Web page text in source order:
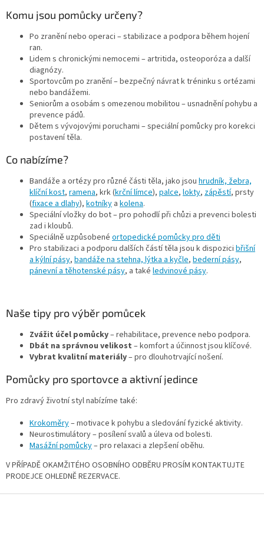
Komu jsou pomůcky určeny?
Po zranění nebo operaci – stabilizace a podpora během hojení
ran.
Lidem s chronickými nemocemi – artritida, osteoporóza a další
diagnózy.
Sportovcům po zranění – bezpečný návrat k tréninku s ortézami
nebo bandážemi.
Seniorům a osobám s omezenou mobilitou – usnadnění pohybu a
prevence pádů.
Dětem s vývojovými poruchami – speciální pomůcky pro korekci
postavení těla.
Co nabízíme?
Bandáže a ortézy pro různé části těla, jako jsou hrudník, žebra,
klíční kost, ramena, krk (krční límce), palce, lokty, zápěstí, prsty
(fixace a dlahy), kotníky a kolena.
Speciální vložky do bot – pro pohodlí při chůzi a prevenci bolesti
zad i kloubů.
Speciálně uzpůsobené ortopedické pomůcky pro děti
Pro stabilizaci a podporu dalších částí těla jsou k dispozici břišní
a kýlní pásy, bandáže na stehna, lýtka a kyčle, bederní pásy,
pánevní a těhotenské pásy, a také ledvinové pásy.
Naše tipy pro výběr pomůcek
Zvážit účel pomůcky– rehabilitace, prevence nebo podpora.
Dbát na správnou velikost – komfort a účinnost jsou klíčové.
Vybrat kvalitní materiály– pro dlouhotrvající nošení.
Pomůcky pro sportovce a aktivní jedince
Pro zdravý životní styl nabízíme také:
Krokoměry– motivace k pohybu a sledování fyzické aktivity.
Neurostimulátory – posílení svalů a úleva od bolesti.
Masážní pomůcky– pro relaxaci a zlepšení oběhu.
V PŘÍPADĚ OKAMŽITÉHO OSOBNÍHO ODBĚRU PROSÍM KONTAKTUJTE
PRODEJCE OHLEDNĚ REZERVACE.